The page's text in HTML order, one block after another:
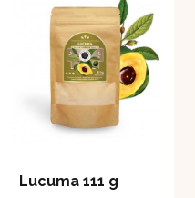
Lucuma 111 g